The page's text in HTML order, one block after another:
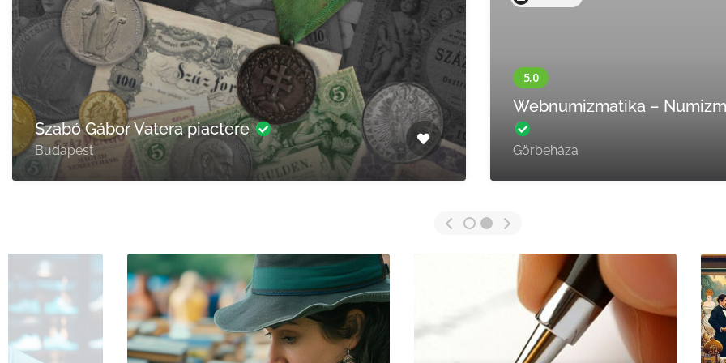
Szegvár Babamúzeum, és Mackóváros
Szegvár, Hunyadi János u. 2, 6635
Szabó Gábor Vatera piactere
Budapest